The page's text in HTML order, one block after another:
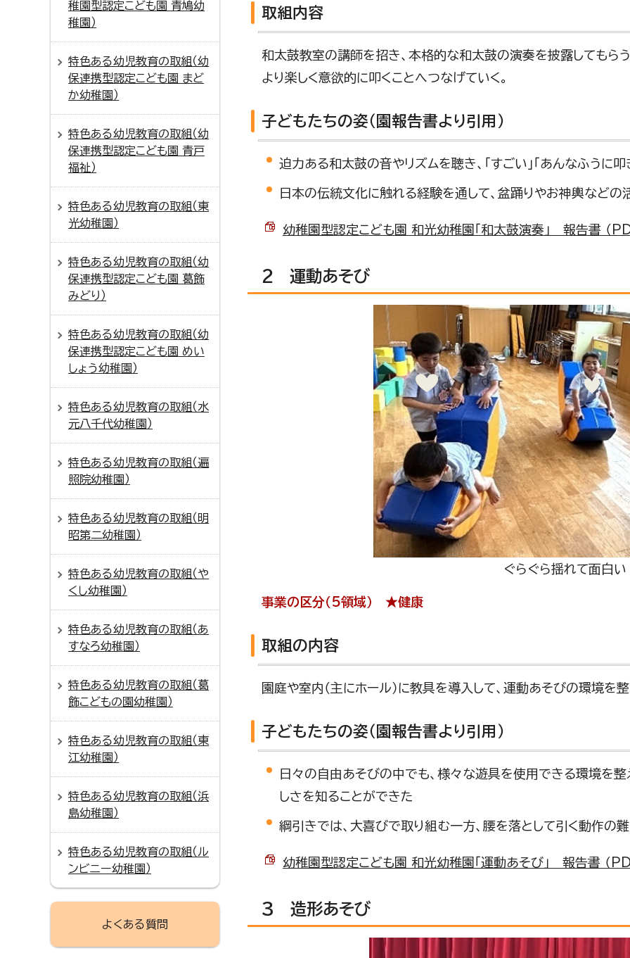
取組内容
和太鼓教室の講師を招き、本格的な和太鼓の演奏を披露してもら
より楽しく意欲的に叩くことへつなげていく。
子どもたちの姿（園報告書より引用）
迫力ある和太鼓の音やリズムを聴き、「すごい」「あんなふうに
日本の伝統文化に触れる経験を通して、盆踊りやお神輿など
幼稚園型認定こども園 和光幼稚園「和太鼓演奏」 報告書 （
2 運動あそび
ぐらぐら揺れて面白い
事業の区分（5領域） ★健康
取組の内容
園庭や室内（主にホール）に教具を導入して、運動あそびの環境を
子どもたちの姿（園報告書より引用）
日々の自由あそびの中でも、様々な遊具を使用できる環境を
しさを知ることができた
綱引きでは、大喜びで取り組む一方、腰を落として引く動作の
幼稚園型認定こども園 和光幼稚園「運動あそび」 報告書 （
3 造形あそび
稚園型認定こども園 青鳩幼
稚園）
特色ある幼児教育の取組（幼
保連携型認定こども園 まど
か幼稚園）
特色ある幼児教育の取組（幼
保連携型認定こども園 青戸
福祉）
特色ある幼児教育の取組（東
光幼稚園）
特色ある幼児教育の取組（幼
保連携型認定こども園 葛飾
みどり）
特色ある幼児教育の取組（幼
保連携型認定こども園 めい
しょう幼稚園）
特色ある幼児教育の取組（水
元八千代幼稚園）
特色ある幼児教育の取組（遍
照院幼稚園）
特色ある幼児教育の取組（明
昭第二幼稚園）
特色ある幼児教育の取組（や
くし幼稚園）
特色ある幼児教育の取組（あ
すなろ幼稚園）
特色ある幼児教育の取組（葛
飾こどもの園幼稚園）
特色ある幼児教育の取組（東
江幼稚園）
特色ある幼児教育の取組（浜
島幼稚園）
特色ある幼児教育の取組（ル
ンビニー幼稚園）
よくある質問